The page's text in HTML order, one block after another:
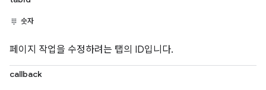
숫자
페이지 작업을 수정하려는 탭의 ID입니다.
callback